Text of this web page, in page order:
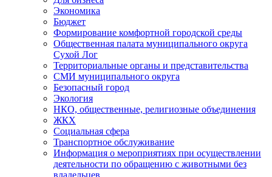
Экономика
Бюджет
Формирование комфортной городской среды
Общественная палата муниципального округа
Сухой Лог
Территориальные органы и представительства
СМИ муниципального округа
Безопасный город
Экология
НКО, общественные, религиозные объединения
ЖКХ
Социальная сфера
Транспортное обслуживание
Информация о мероприятиях при осуществлении
деятельности по обращению с животными без
владельцев